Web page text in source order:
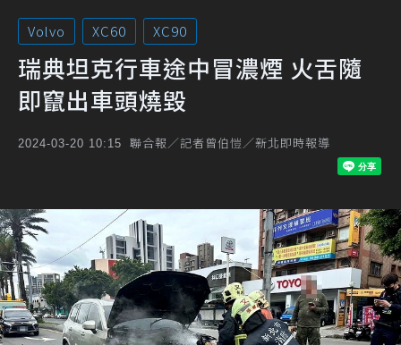
Volvo XC60 XC90
瑞典坦克行車途中冒濃煙 火舌隨
即竄出車頭燒毀
2024-03-20 10:15 聯合報／記者曾伯愷／新北即時報導